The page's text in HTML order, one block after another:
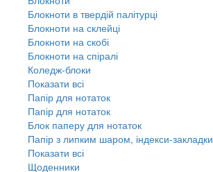
Блокноти в твердій палітурці
Блокноти на склейці
Блокноти на скобі
Блокноти на спіралі
Коледж-блоки
Показати всі
Папір для нотаток
Папір для нотаток
Блок паперу для нотаток
Папір з липким шаром, індекси-закладки
Показати всі
Щоденники